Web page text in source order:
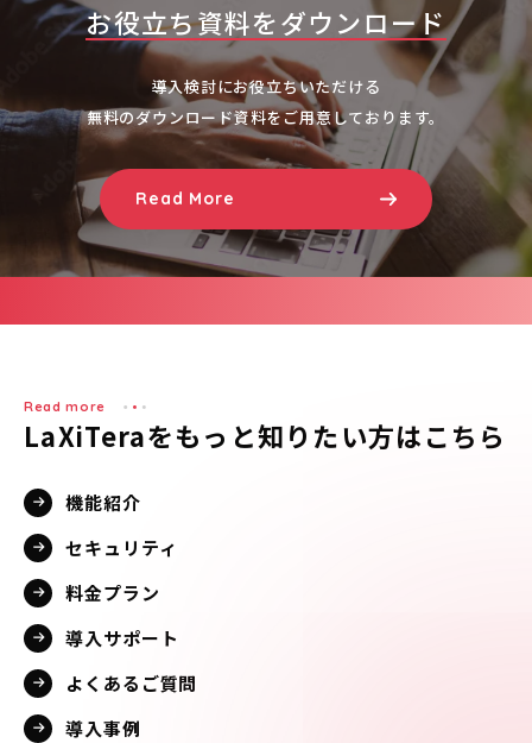
お役立ち資料をダウンロード
導入検討にお役立ちいただける
無料のダウンロード資料をご用意しております。
Read More
Read more
LaXiTeraをもっと知りたい方はこちら
機能紹介
セキュリティ
料金プラン
導入サポート
よくあるご質問
導入事例